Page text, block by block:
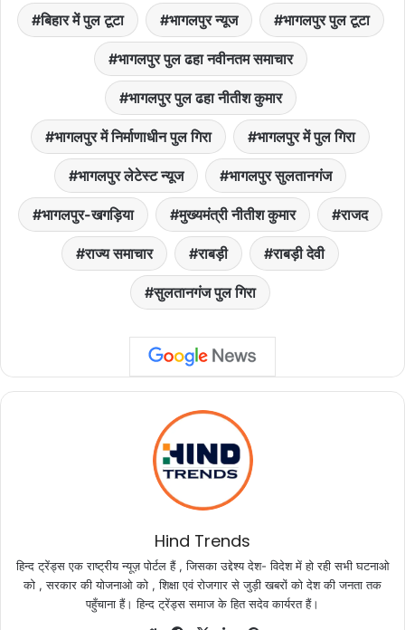
बिहार में पुल टूटा भागलपुर न्यूज भागलपुर पुल टूटा
भागलपुर पुल ढहा नवीनतम समाचार
भागलपुर पुल ढहा नीतीश कुमार
भागलपुर में निर्माणाधीन पुल गिरा भागलपुर में पुल गिरा
भागलपुर लेटेस्ट न्यूज भागलपुर सुलतानगंज
भागलपुर-खगड़िया मुख्यमंत्री नीतीश कुमार राजद
राज्य समाचार राबड़ी राबड़ी देवी
सुलतानगंज पुल गिरा
Hind Trends
हिन्द ट्रेंड्स एक राष्ट्रीय न्यूज़ पोर्टल हैं , जिसका उद्देश्य देश- विदेश में हो रही सभी घटनाओ
को , सरकार की योजनाओ को , शिक्षा एवं रोजगार से जुड़ी खबरों को देश की जनता तक
पहुँचाना हैं। हिन्द ट्रेंड्स समाज के हित सदेव कार्यरत हैं।